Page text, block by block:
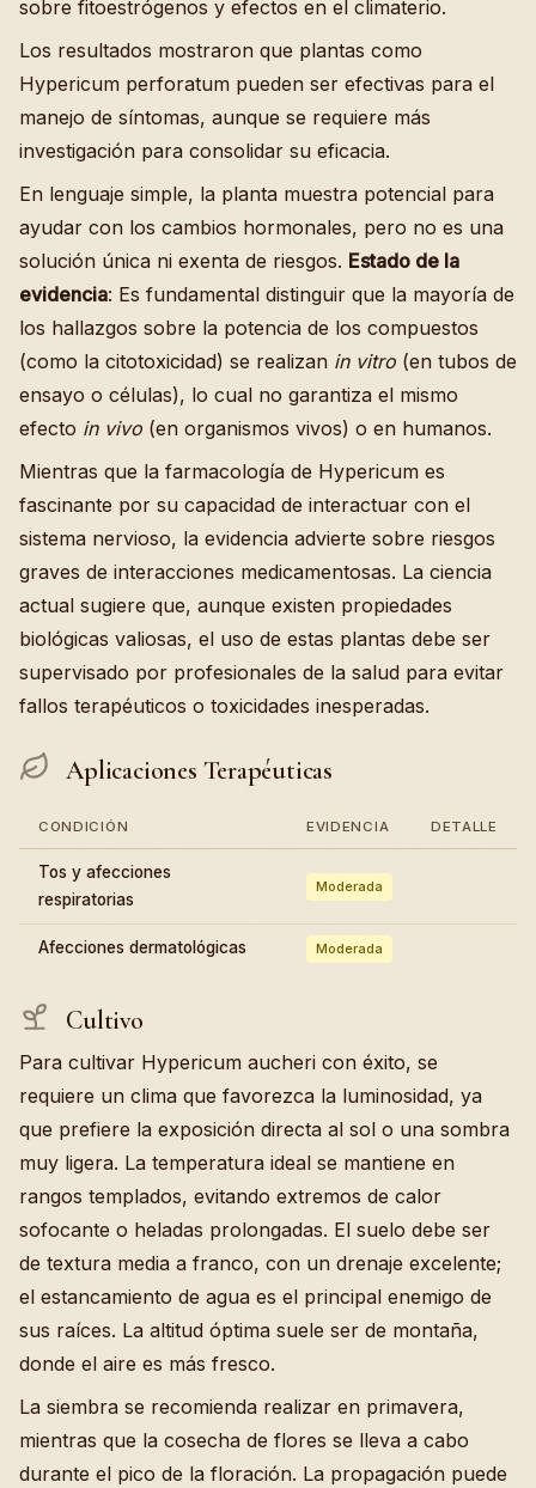
sobre fitoestrógenos y efectos en el climaterio.
Los resultados mostraron que plantas como
Hypericum perforatum pueden ser efectivas para el
manejo de síntomas, aunque se requiere más
investigación para consolidar su eficacia.
En lenguaje simple, la planta muestra potencial para
ayudar con los cambios hormonales, pero no es una
solución única ni exenta de riesgos. Estado de la
evidencia: Es fundamental distinguir que la mayoría de
los hallazgos sobre la potencia de los compuestos
(como la citotoxicidad) se realizan in vitro (en tubos de
ensayo o células), lo cual no garantiza el mismo
efecto in vivo (en organismos vivos) o en humanos.
Mientras que la farmacología de Hypericum es
fascinante por su capacidad de interactuar con el
sistema nervioso, la evidencia advierte sobre riesgos
graves de interacciones medicamentosas. La ciencia
actual sugiere que, aunque existen propiedades
biológicas valiosas, el uso de estas plantas debe ser
supervisado por profesionales de la salud para evitar
fallos terapéuticos o toxicidades inesperadas.
Aplicaciones Terapéuticas
CONDICIÓN EVIDENCIA DETALLE
Tos y afecciones
respiratorias
Moderada
Afecciones dermatológicas Moderada
Cultivo
Para cultivar Hypericum aucheri con éxito, se
requiere un clima que favorezca la luminosidad, ya
que prefiere la exposición directa al sol o una sombra
muy ligera. La temperatura ideal se mantiene en
rangos templados, evitando extremos de calor
sofocante o heladas prolongadas. El suelo debe ser
de textura media a franco, con un drenaje excelente;
el estancamiento de agua es el principal enemigo de
sus raíces. La altitud óptima suele ser de montaña,
donde el aire es más fresco.
La siembra se recomienda realizar en primavera,
mientras que la cosecha de flores se lleva a cabo
durante el pico de la floración. La propagación puede